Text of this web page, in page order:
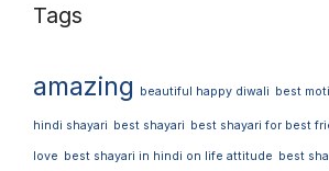
Tags
amazing beautiful happy diwali best
hindi shayari best shayari best shayari for best
love best shayari in hindi on life attitude best